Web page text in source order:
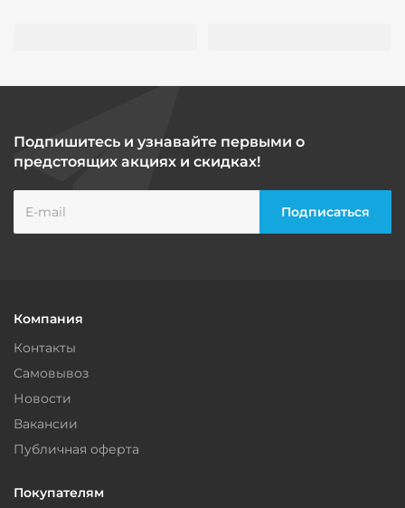
Подпишитесь и узнавайте первыми о
предстоящих акциях и скидках!
Компания
Контакты
Самовывоз
Новости
Вакансии
Публичная оферта
Покупателям